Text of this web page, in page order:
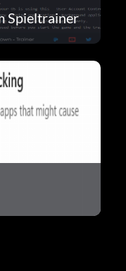
Spieltrainer